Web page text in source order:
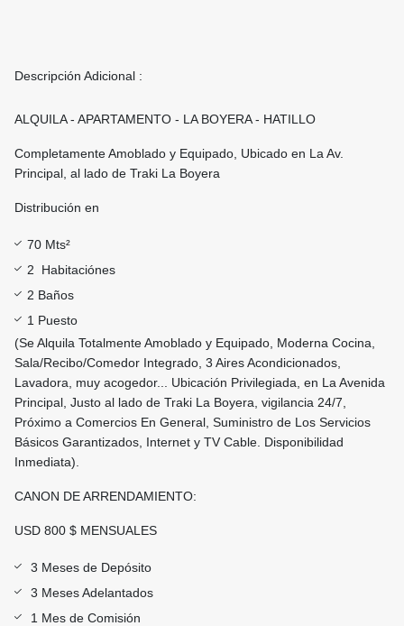
Descripción Adicional :
ALQUILA - APARTAMENTO - LA BOYERA - HATILLO
Completamente Amoblado y Equipado, Ubicado en La Av.
Principal, al lado de Traki La Boyera
Distribución en
70 Mts²
2 Habitaciónes
2 Baños
1 Puesto
(Se Alquila Totalmente Amoblado y Equipado, Moderna Cocina,
Sala/Recibo/Comedor Integrado, 3 Aires Acondicionados,
Lavadora, muy acogedor... Ubicación Privilegiada, en La Avenida
Principal, Justo al lado de Traki La Boyera, vigilancia 24/7,
Próximo a Comercios En General, Suministro de Los Servicios
Básicos Garantizados, Internet y TV Cable. Disponibilidad
Inmediata).
CANON DE ARRENDAMIENTO:
USD 800 $ MENSUALES
3 Meses de Depósito
3 Meses Adelantados
1 Mes de Comisión